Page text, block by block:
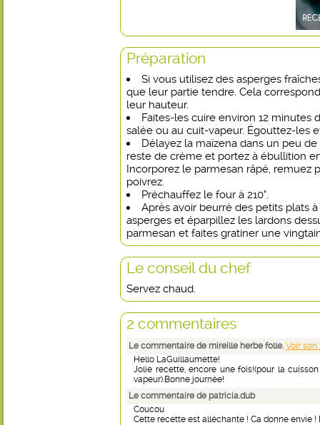
Préparation
Si vous utilisez des asperges
que leur partie tendre. Cela
leur hauteur.
Faites-les cuire environ 12 minutes
salée ou au cuit-vapeur. Égouttez-les
Délayez la maïzena dans un peu
reste de crème et portez à ébullition
Incorporez le parmesan râpé, remuez
poivrez.
Préchauffez le four à 210°.
Après avoir beurré des petits plats
asperges et éparpillez les lardons
parmesan et faites gratiner une
Le conseil du chef
Servez chaud.
2 commentaires
Le commentaire de mireille herbe folle. Voir son
Hello LaGuillaumette!
Jolie recette, encore une fois!(pour la
vapeur).Bonne journée!
Le commentaire de patricia.dub
Coucou
Cette recette est alléchante ! Ca donne envie !